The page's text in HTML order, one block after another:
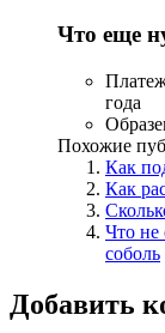
Что еще
года
Похожие
Как
Как
Что не
соболь
Добавить